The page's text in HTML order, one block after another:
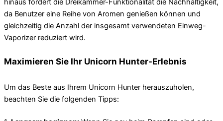
hinaus fördert die Dreikammer-Funktionalität die Nachhaltigkeit,
da Benutzer eine Reihe von Aromen genießen können und
gleichzeitig die Anzahl der insgesamt verwendeten Einweg-
Vaporizer reduziert wird.
Maximieren Sie Ihr Unicorn Hunter-Erlebnis
Um das Beste aus Ihrem Unicorn Hunter herauszuholen,
beachten Sie die folgenden Tipps: